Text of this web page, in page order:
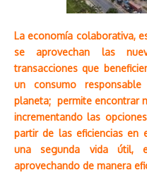
La economía colaborativa,
se aprovechan las
transacciones que
un consumo
planeta; permite encontrar
incrementando las
partir de las eficiencias en
una segunda vida útil,
aprovechando de manera